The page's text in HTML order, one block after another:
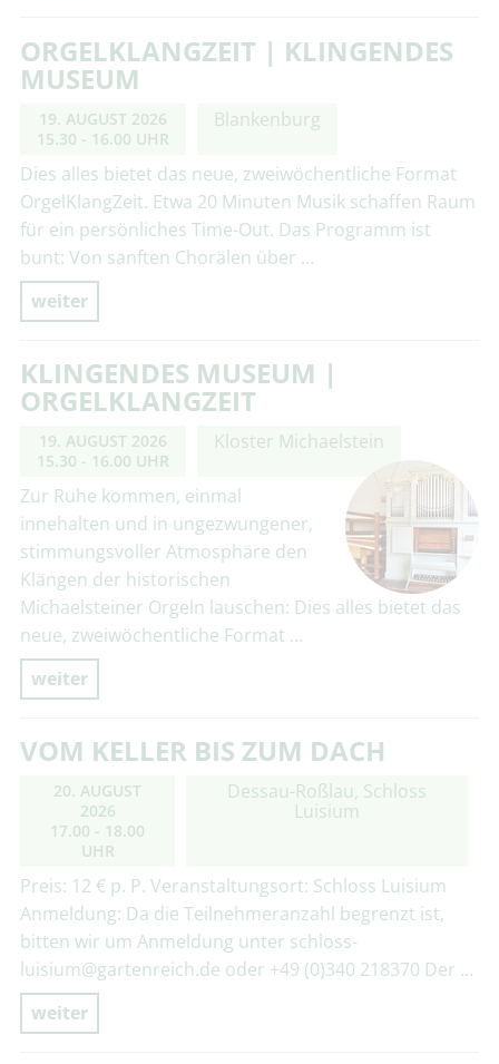
ORGELKLANGZEIT | KLINGENDES
MUSEUM
19. AUGUST 2026
15.30 - 16.00 UHR
Blankenburg
Dies alles bietet das neue, zweiwöchentliche Format
OrgelKlangZeit. Etwa 20 Minuten Musik schaffen Raum
für ein persönliches Time-Out. Das Programm ist
bunt: Von sanften Chorälen über …
weiter
KLINGENDES MUSEUM |
ORGELKLANGZEIT
19. AUGUST 2026
15.30 - 16.00 UHR
Kloster Michaelstein
Zur Ruhe kommen, einmal
innehalten und in ungezwungener,
stimmungsvoller Atmosphäre den
Klängen der historischen
Michaelsteiner Orgeln lauschen: Dies alles bietet das
neue, zweiwöchentliche Format …
weiter
VOM KELLER BIS ZUM DACH
20. AUGUST
2026
17.00 - 18.00
UHR
Dessau-Roßlau, Schloss
Luisium
Preis: 12 € p. P. Veranstaltungsort: Schloss Luisium
Anmeldung: Da die Teilnehmeranzahl begrenzt ist,
bitten wir um Anmeldung unter schloss-
luisium@gartenreich.de oder +49 (0)340 218370 Der …
weiter